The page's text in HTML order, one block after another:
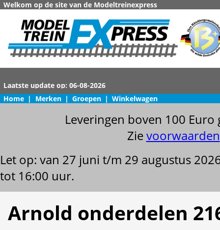
Welkom op de site van de Modeltreinexpress
Home | Merken | Groepen | Winkelwagen
Leveringen boven 100
Zievoorwaarden
Let op: van 27 juni t/m 29 augustus
tot 16:00 uur.
Arnold onderdelen